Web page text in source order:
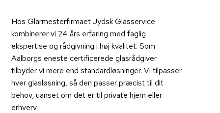
Hos Glarmesterfirmaet Jydsk Glasservice
kombinerer vi 24 års erfaring med faglig
ekspertise og rådgivning i høj kvalitet. Som
Aalborgs eneste certificerede glasrådgiver
tilbyder vi mere end standardløsninger. Vi tilpasser
hver glasløsning, så den passer præcist til dit
behov, uanset om det er til private hjem eller
erhverv.